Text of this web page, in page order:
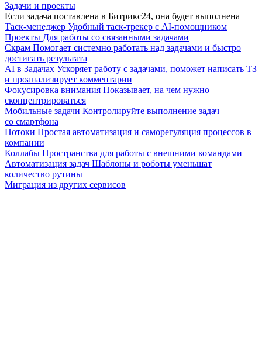
Задачи и проекты
Если задача поставлена в Битрикс24, она будет выполнена
Таск-менеджер Удобный таск-трекер с AI-помощником
Проекты Для работы со связанными задачами
Скрам Помогает системно работать над задачами и быстро
достигать результата
AI в Задачах Ускоряет работу с задачами, поможет написать ТЗ
и проанализирует комментарии
Фокусировка внимания Показывает, на чем нужно
сконцентрироваться
Мобильные задачи Контролируйте выполнение задач
со смартфона
Потоки Простая автоматизация и саморегуляция процессов в
компании
Коллабы Пространства для работы с внешними командами
Автоматизация задач Шаблоны и роботы уменьшат
количество рутины
Миграция из других сервисов